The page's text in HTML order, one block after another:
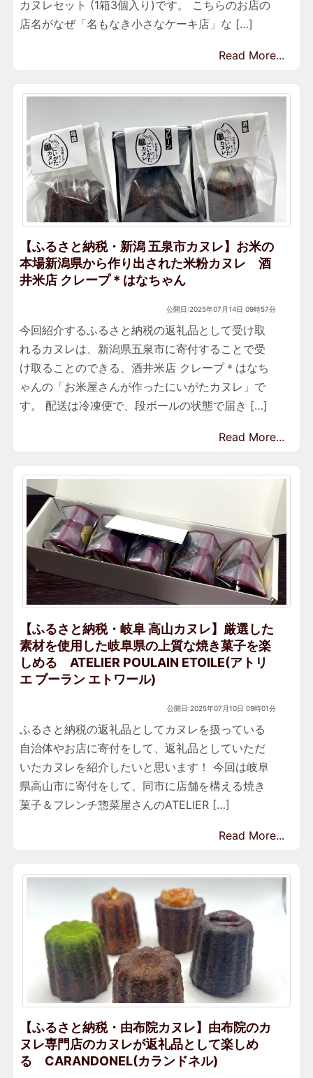
カヌレセット (1箱3個入り)です。 こちらのお店の
店名がなぜ「名もなき小さなケーキ店」な […]
Read More...
【ふるさと納税・新潟 五泉市カヌレ】お米の
本場新潟県から作り出された米粉カヌレ 酒
井米店 クレープ＊はなちゃん
公開日:2025年07月14日 09時57分
今回紹介するふるさと納税の返礼品として受け取
れるカヌレは、新潟県五泉市に寄付することで受
け取ることのできる、酒井米店 クレープ＊はなち
ゃんの「お米屋さんが作ったにいがたカヌレ」で
す。 配送は冷凍便で、段ボールの状態で届き […]
Read More...
【ふるさと納税・岐阜 高山カヌレ】厳選した
素材を使用した岐阜県の上質な焼き菓子を楽
しめる ATELIER POULAIN ETOILE(アトリ
エ ブーラン エトワール)
公開日:2025年07月10日 09時01分
ふるさと納税の返礼品としてカヌレを扱っている
自治体やお店に寄付をして、返礼品としていただ
いたカヌレを紹介したいと思います！ 今回は岐阜
県高山市に寄付をして、同市に店舗を構える焼き
菓子＆フレンチ惣菜屋さんのATELIER […]
Read More...
【ふるさと納税・由布院カヌレ】由布院のカ
ヌレ専門店のカヌレが返礼品として楽しめ
る CARANDONEL(カランドネル)